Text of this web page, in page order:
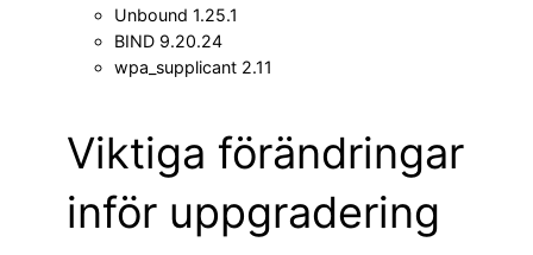
Unbound 1.25.1
BIND 9.20.24
wpa_supplicant 2.11
Viktiga förändringar
inför uppgradering